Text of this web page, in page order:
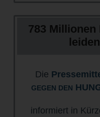
783
Die
GEGEN DEN
informiert in